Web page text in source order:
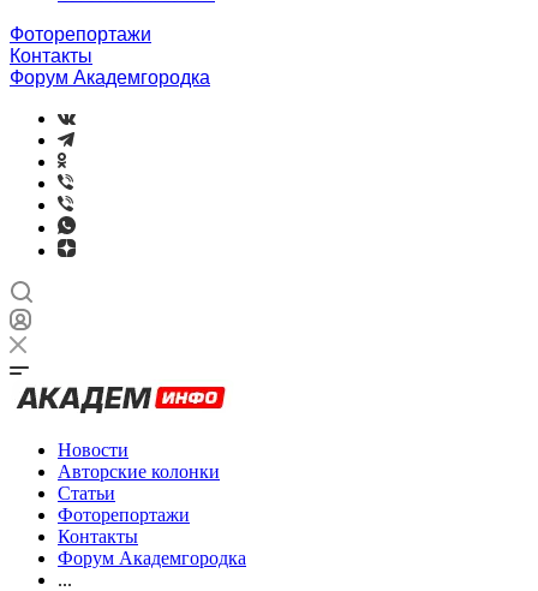
Фоторепортажи
Контакты
Форум Академгородка
Новости
Авторские колонки
Статьи
Фоторепортажи
Контакты
Форум Академгородка
...